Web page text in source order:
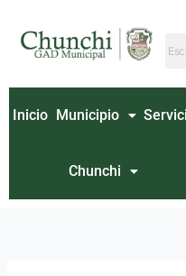
contenido
Inicio Municipio
Chunchi
por: